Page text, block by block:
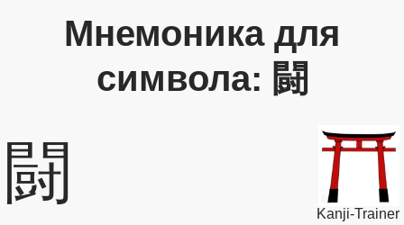
Мнемоника для
символа: 闘
闘
Kanji-Trainer